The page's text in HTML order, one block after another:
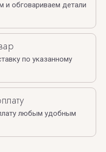
и обговариваем детали
по указанному
любым удобным